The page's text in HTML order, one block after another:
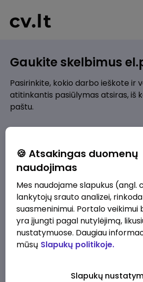
Gaukite skelbimus
Pasirinkite, kokio darbo ieškote ir
atitinkantis pasiūlymas atsiras, iš
paštu.
Pridėti naują
Kokios srities darbo pasiūlymai
Pridėti naują
🍪 Atsakingas duomenų
naudojimas
Mes naudojame slapukus (angl.
lankytojų srauto analizei,
suasmeninimui. Portalo veikimui
yra įjungti pagal nutylėjimą,
nustatymuose. Daugiau
mūsų Slapukų politikoje.
Slapukų